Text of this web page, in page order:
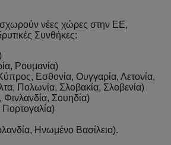
νέες χώρες στην ΕΕ,
Συνθήκες:
Ρουμανία)
Εσθονία, Ουγγαρία, Λετονία,
Πολωνία, Σλοβακία, Σλοβενία)
Φινλανδία, Σουηδία)
Πορτογαλία)
Ηνωμένο Βασίλειο).